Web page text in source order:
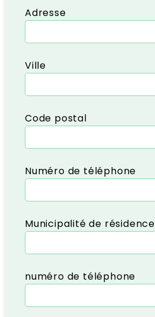
Adresse
Ville
Code postal
Numéro de téléphone
Municipalité de résidence
numéro de téléphone